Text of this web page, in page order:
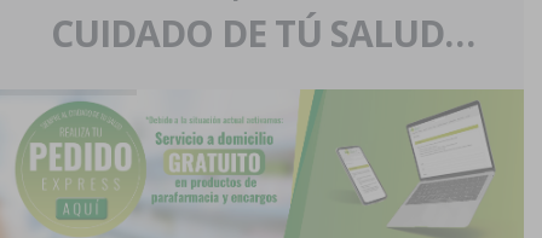
Nuestro equipo
Servicios y reservas
Pedidos express
Blog
Contacto
CUIDADO DE TÚ SALUD…